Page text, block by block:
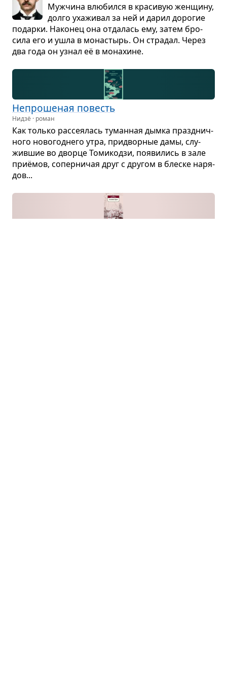
Муж­чина влю­бился в кра­си­вую жен­щину,
долго уха­жи­вал за ней и дарил доро­гие
подарки. Нако­нец она отда­лась ему, затем бро­
сила его и ушла в мона­стырь. Он стра­дал. Через
два года он узнал её в мона­хине.
Непро­ше­ная повесть
Нидзё · роман
Как только рас­се­я­лась туман­ная дымка празд­нич­
ного ново­год­него утра, при­двор­ные дамы, слу­
жив­шие во дворце Томи­кодзи, появи­лись в зале
приёмов, сопер­ни­чая друг с дру­гом в блеске наря­
дов...